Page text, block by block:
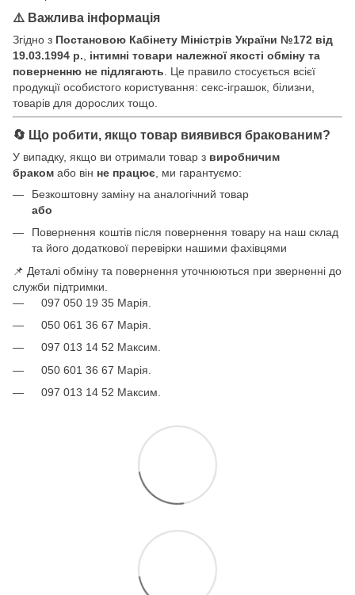
⚠️ Важлива інформація
Згідно з Постановою Кабінету Міністрів України №172 від
19.03.1994 р.
інтимні товари належної якості обміну та
поверненню не підлягають . Це правило стосується всієї
продукції особистого користування: секс-іграшок, білизни,
товарів для дорослих тощо.
🔄 Що робити, якщо товар виявився бракованим?
У випадку, якщо ви отримали товар з виробничим
браком або він не працює , ми гарантуємо:
Безкоштовну заміну на аналогічний товар
або
Повернення коштів після повернення товару на наш склад
та його додаткової перевірки нашими фахівцями
📌 Деталі обміну та повернення уточнюються при зверненні до
служби підтримки.
097 050 19 35 Марія.
050 061 36 67 Марія.
097 013 14 52 Максим.
050 601 36 67 Марія.
097 013 14 52 Максим.